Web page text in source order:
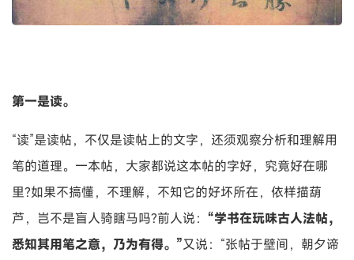
第一是读。
“读”是读帖，不仅是读帖上的文字，还须观察分析和理解用
笔的道理。一本帖，大家都说这本帖的字好，究竟好在哪
里?如果不搞懂，不理解，不知它的好坏所在，依样描葫
芦，岂不是盲人骑瞎马吗?前人说： “学书在玩味古人法帖，
悉知其用笔之意，乃为有得。”又说：“张帖于壁间，朝夕谛